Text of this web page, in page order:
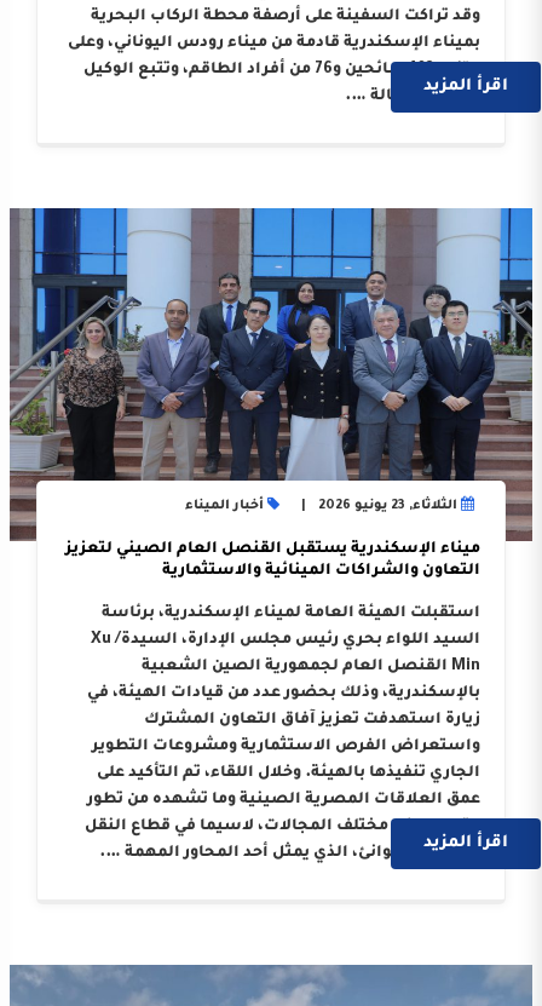
وقد تراكت السفينة على أرصفة محطة الركاب البحرية
بميناء الإسكندرية قادمة من ميناء رودس اليوناني، وعلى
متنها 103 سائحين و76 من أفراد الطاقم، وتتبع الوكيل
الملاحي “وكالة ….
اقرأ المزيد
الثلاثاء, 23 يونيو 2026 أخبار الميناء
ميناء الإسكندرية يستقبل القنصل العام الصيني لتعزيز
التعاون والشراكات المينائية والاستثمارية
استقبلت الهيئة العامة لميناء الإسكندرية، برئاسة
السيد اللواء بحري رئيس مجلس الإدارة، السيدة/ Xu
Min القنصل العام لجمهورية الصين الشعبية
بالإسكندرية، وذلك بحضور عدد من قيادات الهيئة، في
زيارة استهدفت تعزيز آفاق التعاون المشترك
واستعراض الفرص الاستثمارية ومشروعات التطوير
الجاري تنفيذها بالهيئة. وخلال اللقاء، تم التأكيد على
عمق العلاقات المصرية الصينية وما تشهده من تطور
متواصل في مختلف المجالات، لاسيما في قطاع النقل
البحري والموانئ، الذي يمثل أحد المحاور المهمة ….
اقرأ المزيد